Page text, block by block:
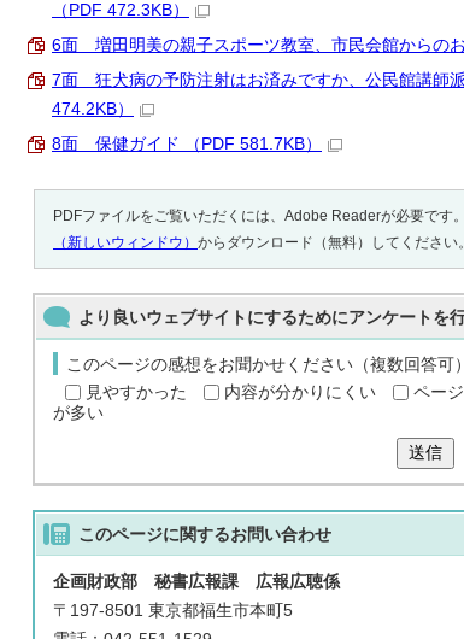
（PDF 472.3KB）
6面 増田明美の親子スポーツ教室、市民会館からのお
7面 狂犬病の予防注射はお済みですか、公民館講師
474.2KB）
8面 保健ガイド （PDF 581.7KB）
PDFファイルをご覧いただくには、Adobe Readerが必要です
（新しいウィンドウ） からダウンロード（無料）してください。
より良いウェブサイトにするためにアンケートを
このページの感想をお聞かせください（複数回答可）
見やすかった
内容が分かりにくい ペー
が多い
送信
このページに関するお問い合わせ
企画財政部 秘書広報課 広報広聴係
〒197-8501 東京都福生市本町5